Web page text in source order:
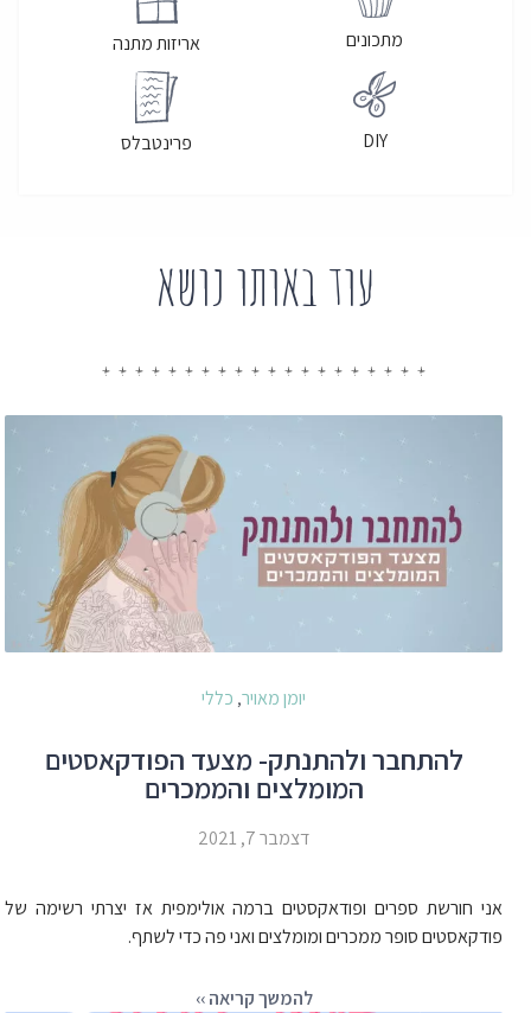
מתכונים
DIY
אריזות מתנה
פרינטבלס
עוד באותו נושא
יומן מאויר, כללי
להתחבר ולהתנתק- מצעד הפודקאסטים
המומלצים והממכרים
דצמבר 7, 2021
אני חורשת ספרים ופודאקסטים ברמה אולימפית אז יצרתי רשימה של
פודקאסטים סופר ממכרים ומומלצים ואני פה כדי לשתף.
להמשך קריאה ››